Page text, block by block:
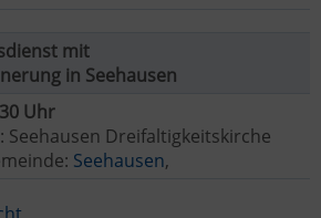
mit
in Seehausen
Uhr
Dreifaltigkeitskirche
Seehausen,